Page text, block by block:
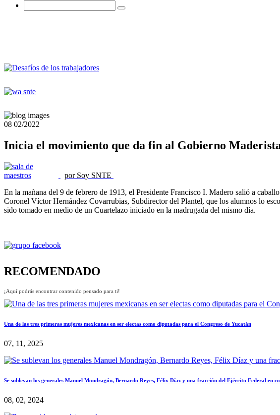
08 02/2022
Inicia el movimiento que da fin al Gobierno
por Soy SNTE
En la mañana del 9 de febrero de 1913, el Presidente Francisco I. Madero salió a
Coronel Víctor Hernández Covarrubias, Subdirector del Plantel, que los alumnos lo
sido tomado en medio de un Cuartelazo iniciado en la madrugada del mismo día.
RECOMENDADO
¡Aquí podrás encontrar contenido pensado para ti!
Una de las tres primeras mujeres mexicanas en ser electas como diputadas para el Congreso de Yucatán
07, 11, 2025
Se sublevan los generales Manuel Mondragón, Bernardo Reyes, Félix Díaz y una fracción del Ejército Federal en
08, 02, 2024